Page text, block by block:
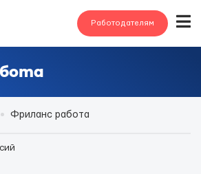
Работодателям
Фриланс работа